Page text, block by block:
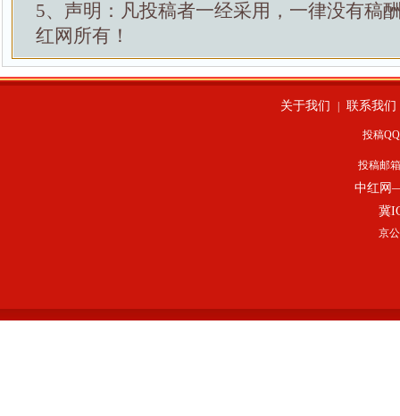
5、声明：凡投稿者一经采用，一律没有稿
红网所有！
关于我们 联系我们
投稿
投稿邮
中红网
冀
京